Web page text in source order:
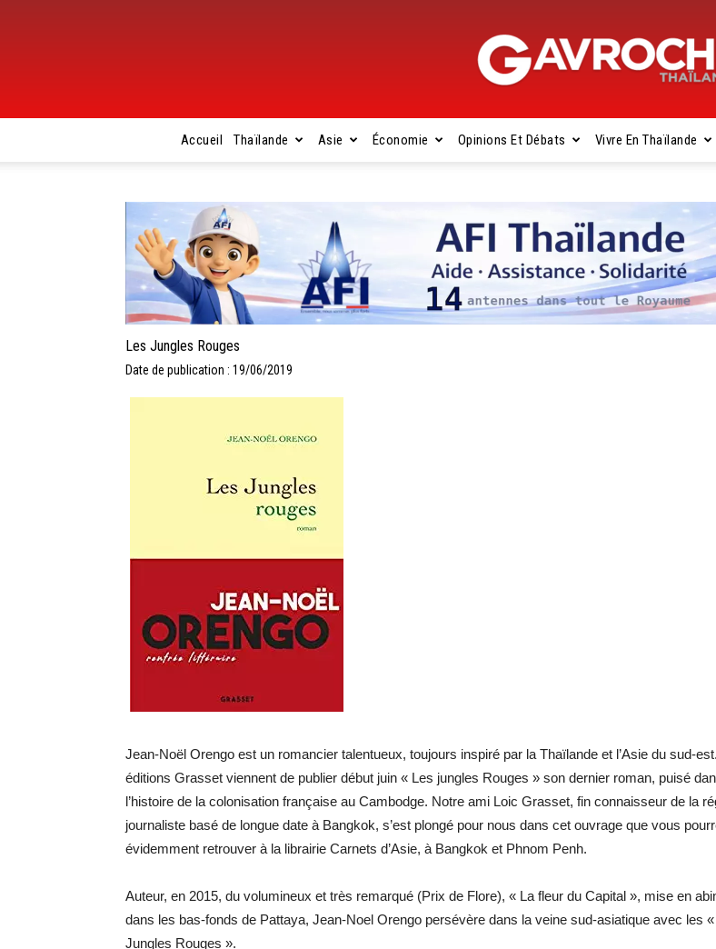
Gavroche
Thaïlande
Accueil Thaïlande Asie Économie Opinions Et Débats Vivre En Thaïlande
Les Jungles Rouges
Date de publication : 19/06/2019
Jean-Noël Orengo est un romancier talentueux, toujours inspiré par la Thaïlande et l’Asie du sud-
éditions Grasset viennent de publier début juin « Les jungles Rouges » son dernier roman, puisé
l’histoire de la colonisation française au Cambodge. Notre ami Loic Grasset, fin connaisseur de la
journaliste basé de longue date à Bangkok, s’est plongé pour nous dans cet ouvrage que vous
évidemment retrouver à la librairie Carnets d’Asie, à Bangkok et Phnom Penh.
Auteur, en 2015, du volumineux et très remarqué (Prix de Flore), « La fleur du Capital », mise en
dans les bas-fonds de Pattaya, Jean-Noel Orengo persévère dans la veine sud-asiatique avec les «
Jungles Rouges ».